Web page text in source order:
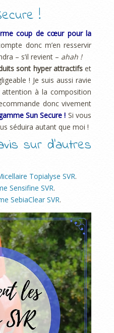
!
coup de cœur pour la
donc m’en resservir
– s’il revient – ahah !
sont hyper attractifset
! Je suis aussi ravie
à la composition
donc vivement
Sun Secure ! Si vous
séduira autant que moi !
sur d’autres
Topialyse SVR.
Sensifine SVR.
SebiaClear SVR.